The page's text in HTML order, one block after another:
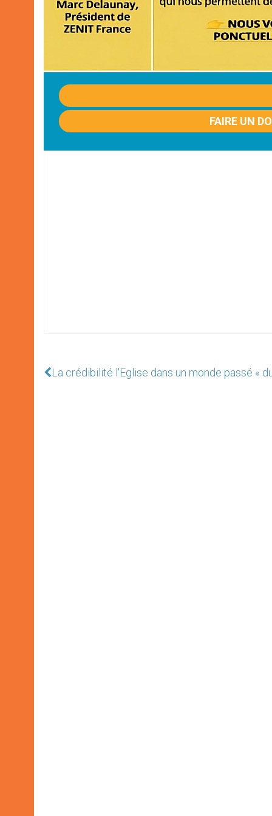
FAIRE UN
La crédibilité l'Eglise dans un monde passé «